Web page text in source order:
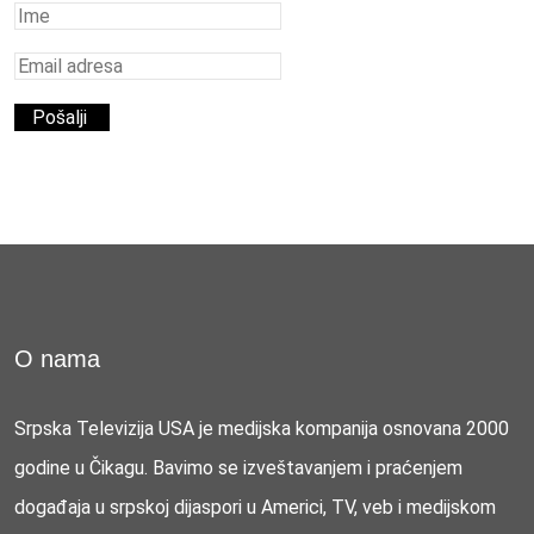
O nama
Srpska Televizija USA je medijska kompanija osnovana 2000
godine u Čikagu. Bavimo se izveštavanjem i praćenjem
događaja u srpskoj dijaspori u Americi, TV, veb i medijskom